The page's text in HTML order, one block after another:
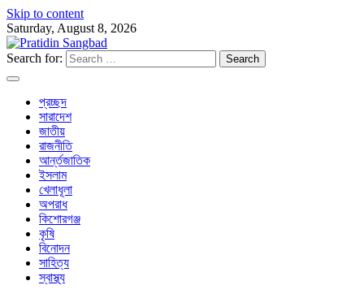
Skip to content
Saturday, August 8, 2026
Search for:
প্রচ্ছদ
সারাদেশ
জাতীয়
রাজনীতি
আর্ন্তজাতিক
ইসলাম
খেলাধূলা
অপরাধ
কিশোরগঞ্জ
কৃষি
বিনোদন
সাহিত্য
স্বাস্থ্য